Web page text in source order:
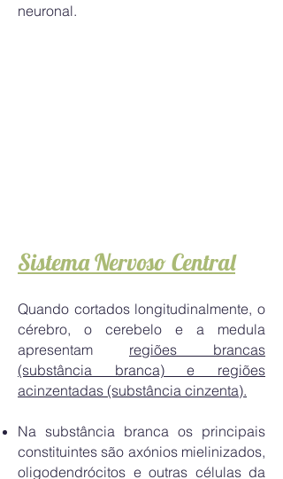
neuronal.
Sistema Nervoso Central
Quando cortados longitudinalmente, o
cérebro, o cerebelo e a medula
apresentam regiões brancas
(substância branca) e regiões
acinzentadas (substância cinzenta).
Na substância branca os principais
constituintes são axónios mielinizados,
oligodendrócitos e outras células da